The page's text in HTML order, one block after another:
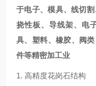
于电子、模具、线切
挠性板、导线架、电
具、塑料、橡胶、阀
件等精密加工业
1. 高精度花岗石结构